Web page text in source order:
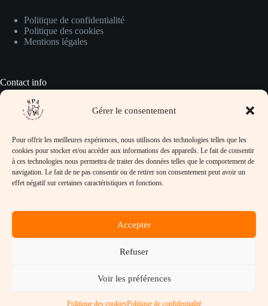
Gérer le consentement
Pour offrir les meilleures expériences, nous utilisons des technologies telles que les
cookies pour stocker et/ou accéder aux informations des appareils. Le fait de consentir
à ces technologies nous permettra de traiter des données telles que le comportement de
navigation. Le fait de ne pas consentir ou de retirer son consentement peut avoir un
effet négatif sur certaines caractéristiques et fonctions.
Accepter
Refuser
Voir les préférences
Politique des cookiesPolitique de confidentialité
Politique de confidentialité
Politique des cookies
Mentions légales
Contact info
Adresse :
SPA de la Région Creusotine, 32 rue Jean
Lafoy, 71710 Marmagne
Téléphone :
refuge@spacreusot.fr
Horaires d’ouverture :
Lundi, Mardi, Mercredi, Vendredi et Samedi de
https://www.spacreusot.fr
Copyright © SPA de la Région Creusotine - 2026 - Tous